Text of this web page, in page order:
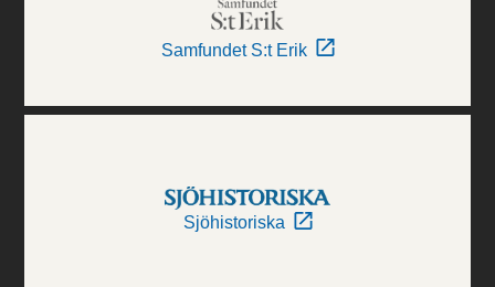
Samfundet S:t Erik
Sjöhistoriska